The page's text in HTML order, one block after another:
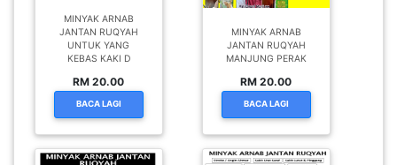
MINYAK ARNAB
JANTAN RUQYAH
UNTUK YANG
KEBAS KAKI D
RM 20.00
BACA LAGI
MINYAK ARNAB
JANTAN RUQYAH
MANJUNG PERAK
RM 20.00
BACA LAGI